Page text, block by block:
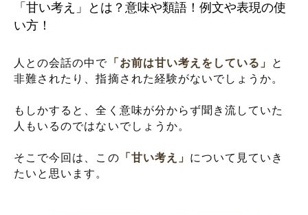
「甘い考え」とは？意味や類語！例文や表現の使
い方！
人との会話の中で 「お前は甘い考えをしている」 と
非難されたり、指摘された経験がないでしょうか。
もしかすると、全く意味が分からず聞き流していた
人もいるのではないでしょうか。
そこで今回は、この 「甘い考え」 について見ていき
たいと思います。